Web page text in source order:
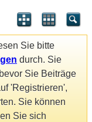
Sie bitte
durch. Sie
Sie Beiträge
'Registrieren',
Sie können
Sie sich